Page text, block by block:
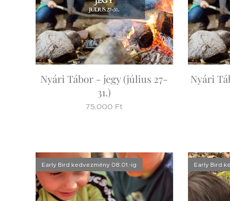
Nyári Tábor - jegy (július 27-
31.)
75,000 Ft
Nyári
Early Bird kedvezmény 08.01.-ig Early Bird